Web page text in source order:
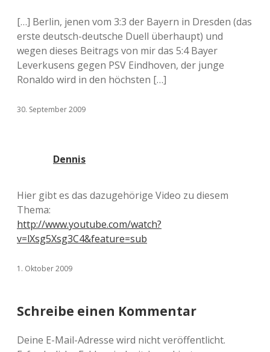
[…] Berlin, jenen vom 3:3 der Bayern in Dresden (das
erste deutsch-deutsche Duell überhaupt) und
wegen dieses Beitrags von mir das 5:4 Bayer
Leverkusens gegen PSV Eindhoven, der junge
Ronaldo wird in den höchsten […]
30. September 2009
Dennis
Hier gibt es das dazugehörige Video zu diesem
Thema:
http://www.youtube.com/watch?
v=lXsg5Xsg3C4&feature=sub
1. Oktober 2009
Schreibe einen Kommentar
Deine E-Mail-Adresse wird nicht veröffentlicht.